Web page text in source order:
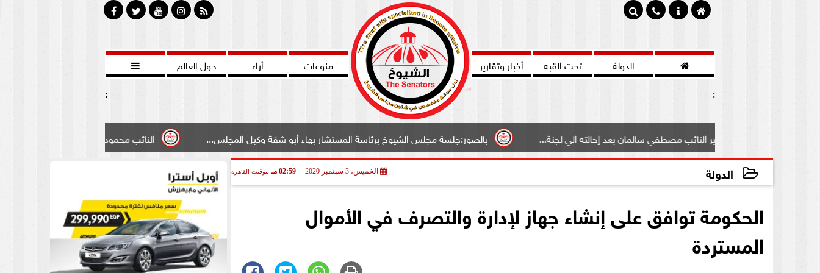
 الدولة تحت القبه أخبار وتقارير منوعات أراء حول العالم

:
:
النائب محمود سامي ”لبوابة الشيوخ”طالبت بادخال بالصور:جلسة مجلس الشيوخ برئاسة المستشار بهاء أبو شقة وكيل المجلس... تعرف علي مصير النائب مصطفي سالمان بعد إحالته الي لجنة...
الدولة الخميس، 3 سبتمبر 2020 02:59 مـ بتوقيت القاهرة
الحكومة توافق على إنشاء جهاز لإدارة والتصرف في الأموال
المستردة